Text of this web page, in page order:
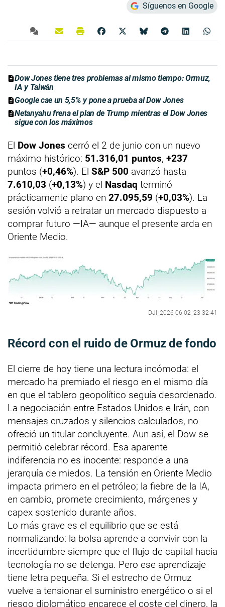
Síguenos en Google
Dow Jones tiene tres problemas al mismo tiempo: Ormuz,
IA y Taiwán
Google cae un 5,5% y pone a prueba al Dow Jones
Netanyahu frena el plan de Trump mientras el Dow Jones
sigue con los máximos
El Dow Jones cerró el 2 de junio con un nuevo
máximo histórico: 51.316,01 puntos, +237
puntos (+0,46%). El S&P 500 avanzó hasta
7.610,03 (+0,13%) y el Nasdaq terminó
prácticamente plano en 27.095,59 (+0,03%). La
sesión volvió a retratar un mercado dispuesto a
comprar futuro —IA— aunque el presente arda en
Oriente Medio.
DJI_2026-06-02_23-32-41
Récord con el ruido de Ormuz de fondo
El cierre de hoy tiene una lectura incómoda: el
mercado ha premiado el riesgo en el mismo día
en que el tablero geopolítico seguía desordenado.
La negociación entre Estados Unidos e Irán, con
mensajes cruzados y silencios calculados, no
ofreció un titular concluyente. Aun así, el Dow se
permitió celebrar récord. Esa aparente
indiferencia no es inocente: responde a una
jerarquía de miedos. La tensión en Oriente Medio
impacta primero en el petróleo; la fiebre de la IA,
en cambio, promete crecimiento, márgenes y
capex sostenido durante años.
Lo más grave es el equilibrio que se está
normalizando: la bolsa aprende a convivir con la
incertidumbre siempre que el flujo de capital hacia
tecnología no se detenga. Pero ese aprendizaje
tiene letra pequeña. Si el estrecho de Ormuz
vuelve a tensionar el suministro energético o si el
riesgo diplomático encarece el coste del dinero, la